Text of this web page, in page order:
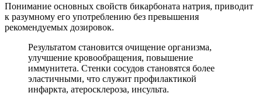
Понимание основных свойств бикарбоната натрия, приводит
к разумному его употреблению без превышения
рекомендуемых дозировок.
Результатом становится очищение организма,
улучшение кровообращения, повышение
иммунитета. Стенки сосудов становятся более
эластичными, что служит профилактикой
инфаркта, атеросклероза, инсульта.